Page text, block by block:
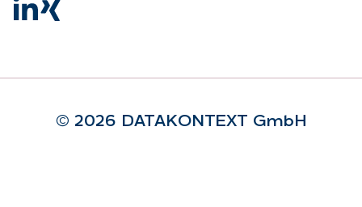
© 2026 DA­TA­KON­TEXT GmbH